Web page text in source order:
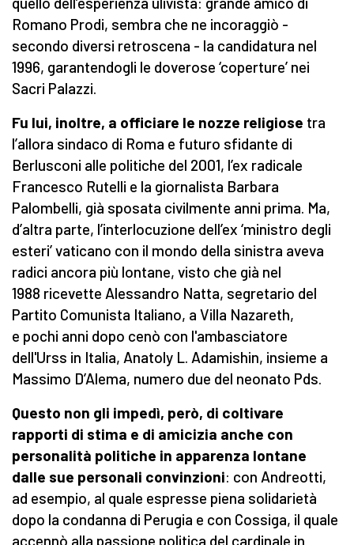
Romano Prodi, sembra che ne incoraggiò -
secondo diversi retroscena - la candidatura nel
1996, garantendogli le doverose ‘coperture’ nei
Sacri Palazzi.
Fu lui, inoltre, a officiare le nozze religiose tra
l’allora sindaco di Roma e futuro sfidante di
Berlusconi alle politiche del 2001, l’ex radicale
Francesco Rutelli e la giornalista Barbara
Palombelli, già sposata civilmente anni prima. Ma,
d’altra parte, l’interlocuzione dell’ex ‘ministro degli
esteri’ vaticano con il mondo della sinistra aveva
radici ancora più lontane, visto che già nel
1988 ricevette Alessandro Natta, segretario del
Partito Comunista Italiano, a Villa Nazareth,
e pochi anni dopo cenò con l'ambasciatore
dell'Urss in Italia, Anatoly L. Adamishin, insieme a
Massimo D’Alema, numero due del neonato Pds.
Questo non gli impedì, però, di coltivare
rapporti di stima e di amicizia anche con
personalità politiche in apparenza lontane
dalle sue personali convinzioni: con Andreotti,
ad esempio, al quale espresse piena solidarietà
dopo la condanna di Perugia e con Cossiga, il quale
accennò alla passione politica del cardinale in